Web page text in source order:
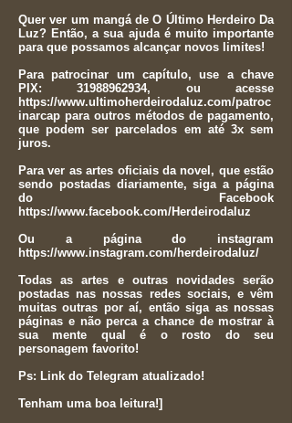
Quer ver um mangá de O Último Herdeiro Da
Luz? Então, a sua ajuda é muito importante
para que possamos alcançar novos limites!
Para patrocinar um capítulo, use a chave
PIX:31988962934, ou acesse
https://www.ultimoherdeirodaluz.com/patroc
inarcap para outros métodos de pagamento,
que podem ser parcelados em até 3x sem
juros.
Para ver as artes oficiais da novel, que estão
sendo postadas diariamente, siga a página
do Facebook
https://www.facebook.com/Herdeirodaluz
Ou a página do instagram
https://www.instagram.com/herdeirodaluz/
Todas as artes e outras novidades serão
postadas nas nossas redes sociais, e vêm
muitas outras por aí, então siga as nossas
páginas e não perca a chance de mostrar à
sua mente qual é o rosto do seu
personagem favorito!
Ps: Link do Telegram atualizado!
Tenham uma boa leitura!]